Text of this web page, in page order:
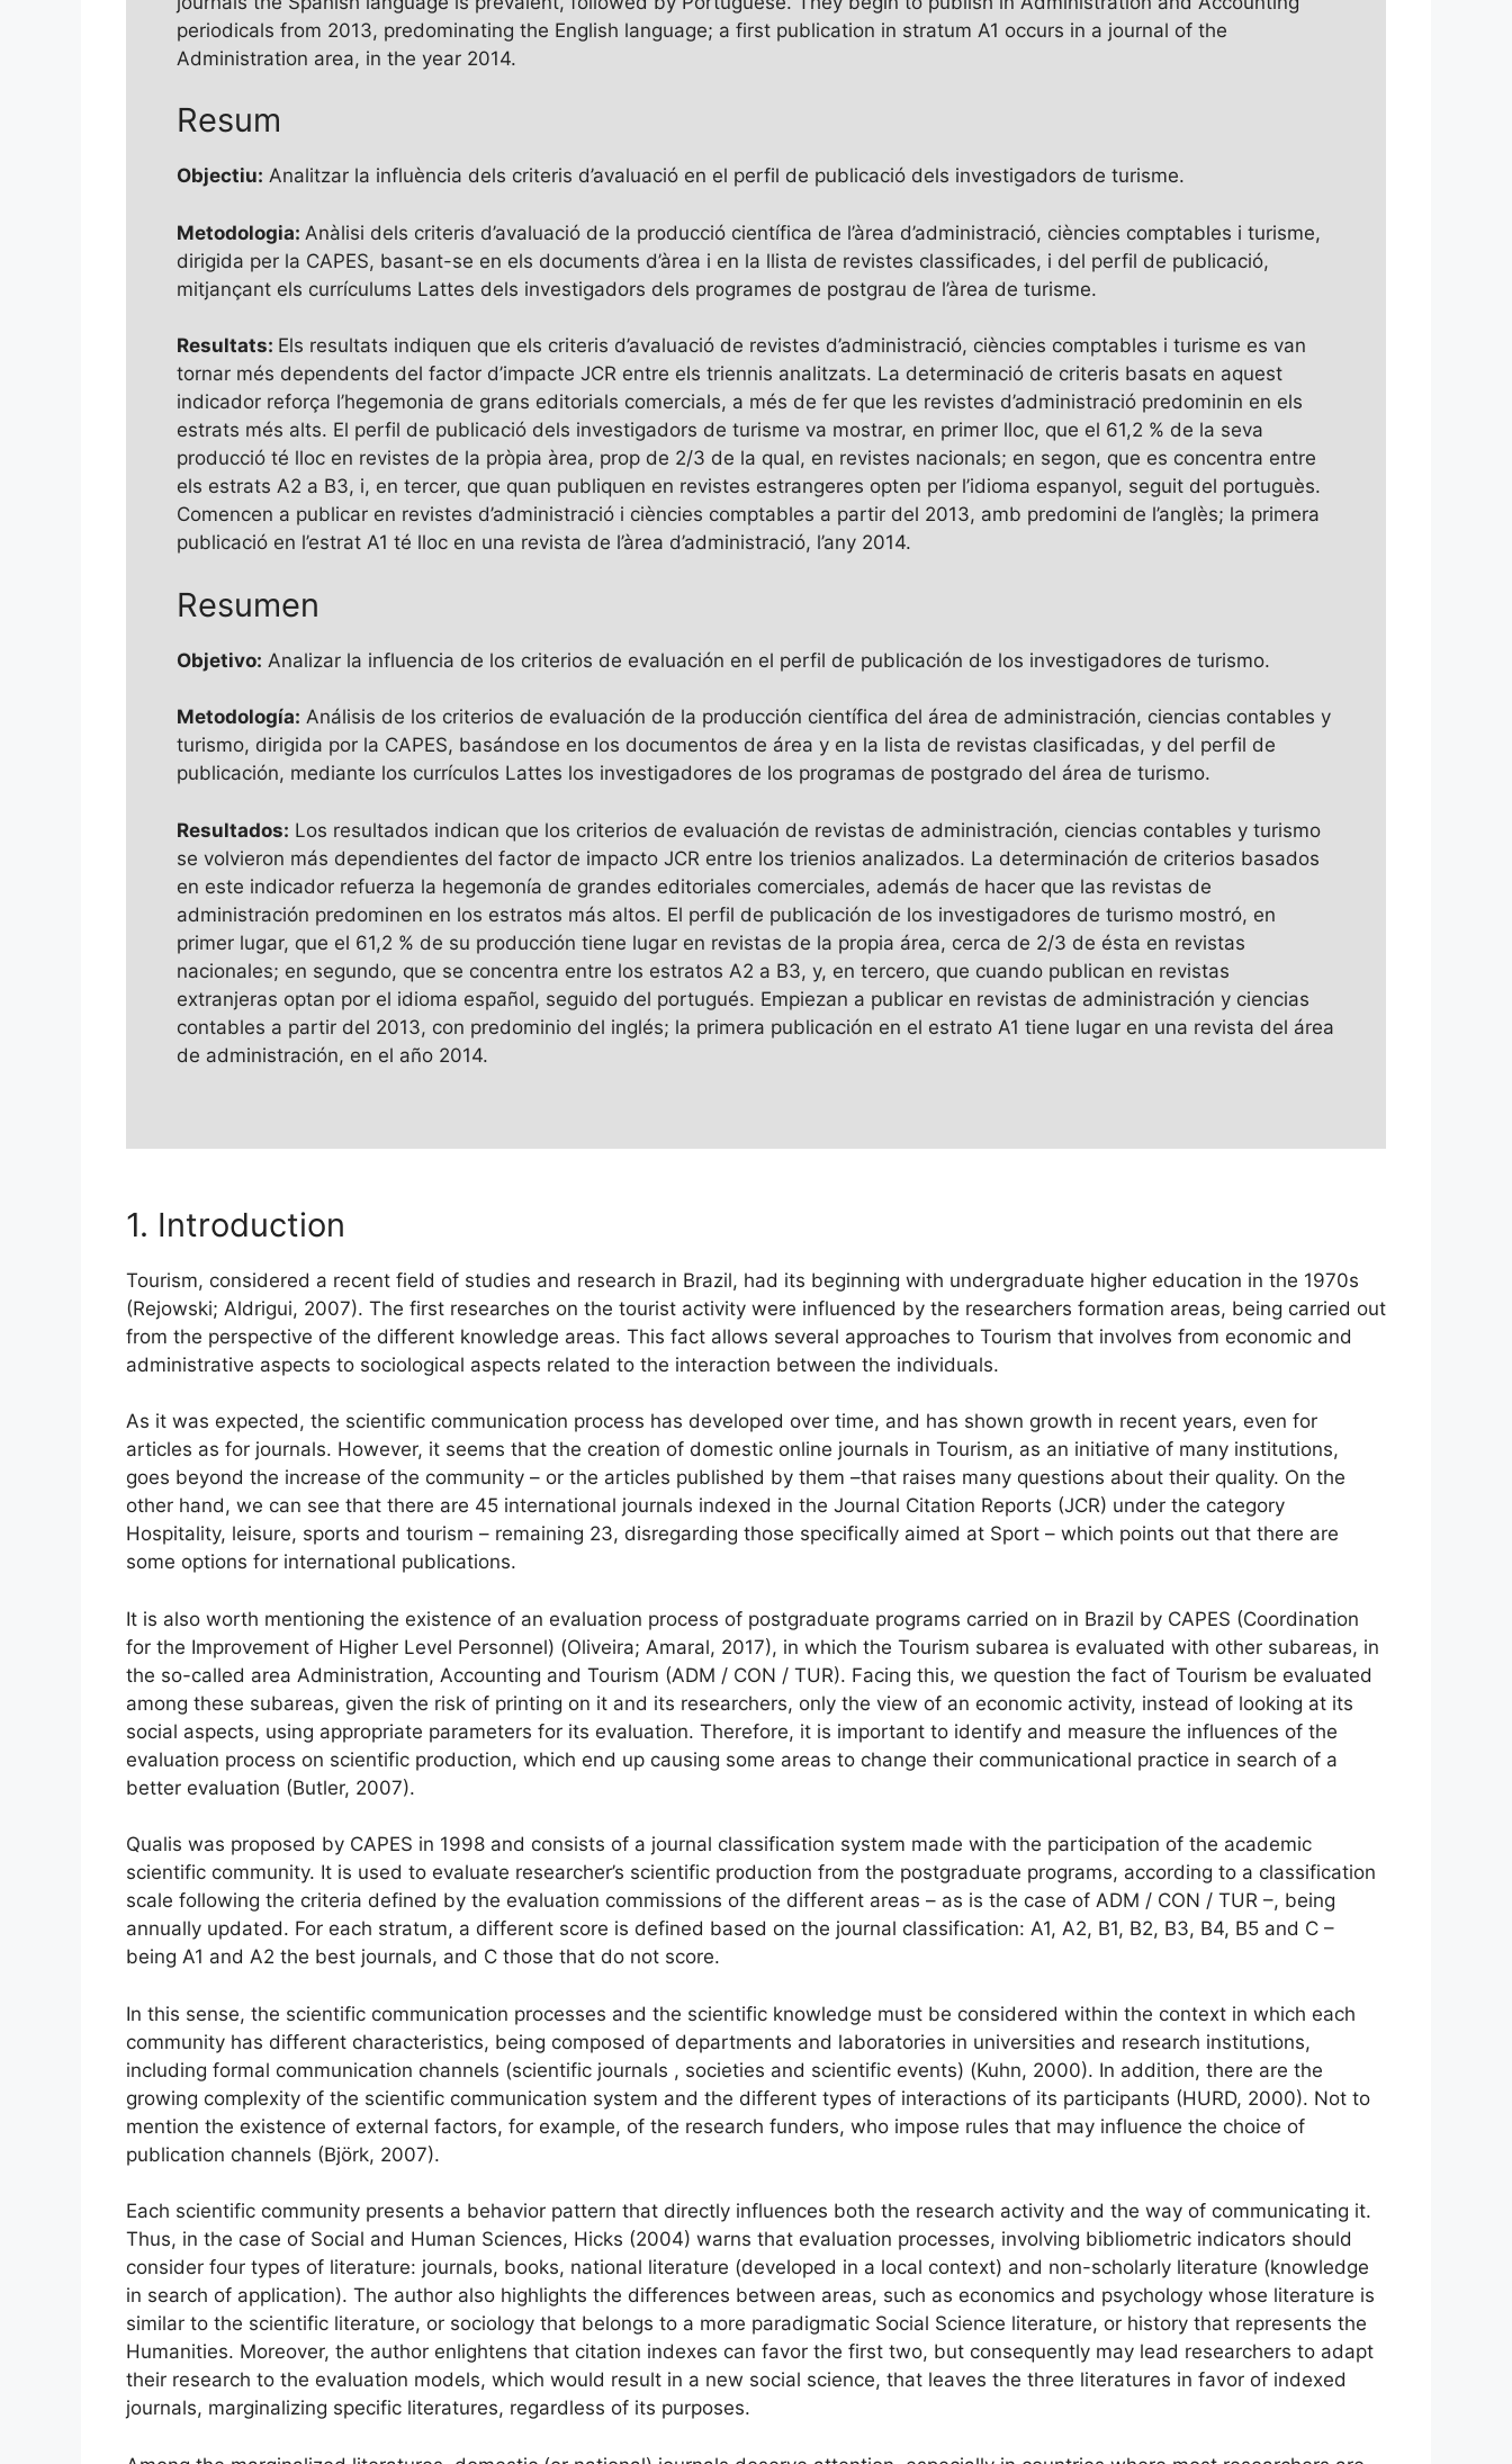
periodicals from 2013, predominating the English language; a first publication in stratum A1 occurs in a journal of the
Administration area, in the year 2014.
Resum
Objectiu: Analitzar la influència dels criteris d’avaluació en el perfil de publicació dels investigadors de turisme.
Metodologia: Anàlisi dels criteris d’avaluació de la producció científica de l’àrea d’administració, ciències comptables i turisme,
dirigida per la CAPES, basant-se en els documents d’àrea i en la llista de revistes classificades, i del perfil de publicació,
mitjançant els currículums Lattes dels investigadors dels programes de postgrau de l’àrea de turisme.
Resultats: Els resultats indiquen que els criteris d’avaluació de revistes d’administració, ciències comptables i turisme es van
tornar més dependents del factor d’impacte JCR entre els triennis analitzats. La determinació de criteris basats en aquest
indicador reforça l’hegemonia de grans editorials comercials, a més de fer que les revistes d’administració predominin en els
estrats més alts. El perfil de publicació dels investigadors de turisme va mostrar, en primer lloc, que el 61,2 % de la seva
producció té lloc en revistes de la pròpia àrea, prop de 2/3 de la qual, en revistes nacionals; en segon, que es concentra entre
els estrats A2 a B3, i, en tercer, que quan publiquen en revistes estrangeres opten per l’idioma espanyol, seguit del portuguès.
Comencen a publicar en revistes d’administració i ciències comptables a partir del 2013, amb predomini de l’anglès; la primera
publicació en l’estrat A1 té lloc en una revista de l’àrea d’administració, l’any 2014.
Resumen
Objetivo: Analizar la influencia de los criterios de evaluación en el perfil de publicación de los investigadores de turismo.
Metodología: Análisis de los criterios de evaluación de la producción científica del área de administración, ciencias contables y
turismo, dirigida por la CAPES, basándose en los documentos de área y en la lista de revistas clasificadas, y del perfil de
publicación, mediante los currículos Lattes los investigadores de los programas de postgrado del área de turismo.
Resultados: Los resultados indican que los criterios de evaluación de revistas de administración, ciencias contables y turismo
se volvieron más dependientes del factor de impacto JCR entre los trienios analizados. La determinación de criterios basados ​​
en este indicador refuerza la hegemonía de grandes editoriales comerciales, además de hacer que las revistas de
administración predominen en los estratos más altos. El perfil de publicación de los investigadores de turismo mostró, en
primer lugar, que el 61,2 % de su producción tiene lugar en revistas de la propia área, cerca de 2/3 de ésta en revistas
nacionales; en segundo, que se concentra entre los estratos A2 a B3, y, en tercero, que cuando publican en revistas
extranjeras optan por el idioma español, seguido del portugués. Empiezan a publicar en revistas de administración y ciencias
contables a partir del 2013, con predominio del inglés; la primera publicación en el estrato A1 tiene lugar en una revista del área
de administración, en el año 2014.
1. Introduction
Tourism, considered a recent field of studies and research in Brazil, had its beginning with undergraduate higher education in the 1970s
(Rejowski; Aldrigui, 2007). The first researches on the tourist activity were influenced by the researchers formation areas, being carried out
from the perspective of the different knowledge areas. This fact allows several approaches to Tourism that involves from economic and
administrative aspects to sociological aspects related to the interaction between the individuals.
As it was expected, the scientific communication process has developed over time, and has shown growth in recent years, even for
articles as for journals. However, it seems that the creation of domestic online journals in Tourism, as an initiative of many institutions,
goes beyond the increase of the community – or the articles published by them –that raises many questions about their quality. On the
other hand, we can see that there are 45 international journals indexed in the Journal Citation Reports (JCR) under the category
Hospitality, leisure, sports and tourism – remaining 23, disregarding those specifically aimed at Sport – which points out that there are
some options for international publications.
It is also worth mentioning the existence of an evaluation process of postgraduate programs carried on in Brazil by CAPES (Coordination
for the Improvement of Higher Level Personnel) (Oliveira; Amaral, 2017), in which the Tourism subarea is evaluated with other subareas, in
the so-called area ​​Administration, Accounting and Tourism (ADM / CON / TUR). Facing this, we question the fact of Tourism be evaluated
among these subareas, given the risk of printing on it and its researchers, only the view of an economic activity, instead of looking at its
social aspects, using appropriate parameters for its evaluation. Therefore, it is important to identify and measure the influences of the
evaluation process on scientific production, which end up causing some areas to change their communicational practice in search of a
better evaluation (Butler, 2007).
Qualis was proposed by CAPES in 1998 and consists of a journal classification system made with the participation of the academic
scientific community. It is used to evaluate researcher’s scientific production from the postgraduate programs, according to a classification
scale following the criteria defined by the evaluation commissions of the different areas – as is the case of ADM / CON / TUR –, being
annually updated. For each stratum, a different score is defined based on the journal classification: A1, A2, B1, B2, B3, B4, B5 and C –
being A1 and A2 the best journals, and C those that do not score.
In this sense, the scientific communication processes and the scientific knowledge must be considered within the context in which each
community has different characteristics, being composed of departments and laboratories in universities and research institutions,
including formal communication channels (scientific journals , societies and scientific events) (Kuhn, 2000). In addition, there are the
growing complexity of the scientific communication system and the different types of interactions of its participants (HURD, 2000). Not to
mention the existence of external factors, for example, of the research funders, who impose rules that may influence the choice of
publication channels (Björk, 2007).
Each scientific community presents a behavior pattern that directly influences both the research activity and the way of communicating it.
Thus, in the case of Social and Human Sciences, Hicks (2004) warns that evaluation processes, involving bibliometric indicators should
consider four types of literature: journals, books, national literature (developed in a local context) and non-scholarly literature (knowledge
in search of application). The author also highlights the differences between areas, such as economics and psychology whose literature is
similar to the scientific literature, or sociology that belongs to a more paradigmatic Social Science literature, or history that represents the
Humanities. Moreover, the author enlightens that citation indexes can favor the first two, but consequently may lead researchers to adapt
their research to the evaluation models, which would result in a new social science, that leaves the three literatures in favor of indexed
journals, marginalizing specific literatures, regardless of its purposes.